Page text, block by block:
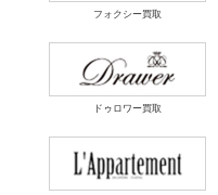
フォクシー買取
ドゥロワー買取